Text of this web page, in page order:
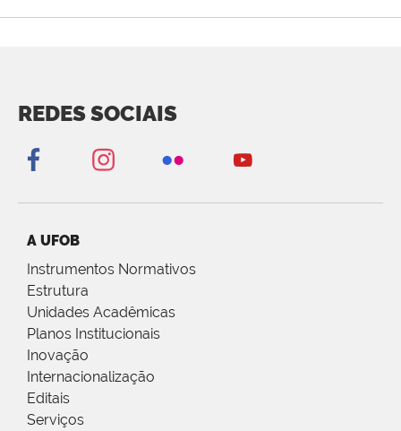
REDES SOCIAIS
A UFOB
Instrumentos Normativos
Estrutura
Unidades Acadêmicas
Planos Institucionais
Inovação
Internacionalização
Editais
Serviços